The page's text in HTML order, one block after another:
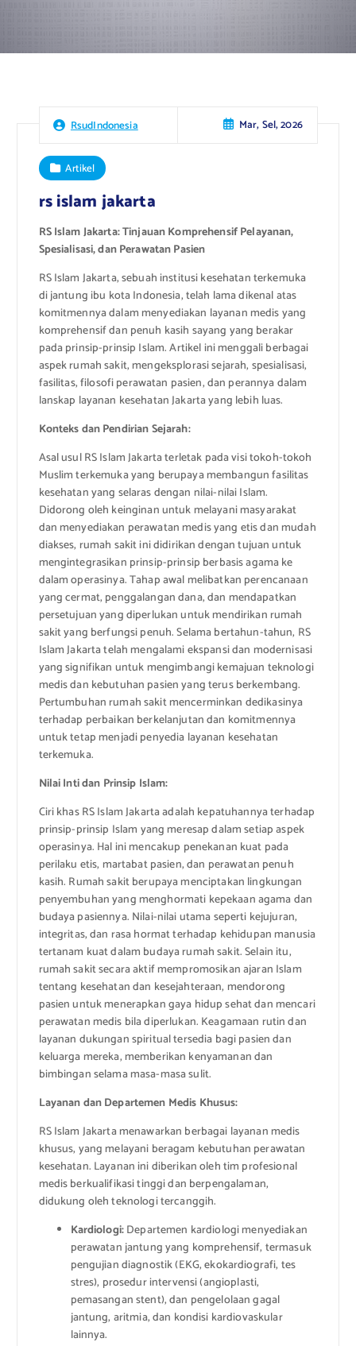
RsudIndonesia Mar, Sel, 2026
Artikel
rs islam jakarta
RS Islam Jakarta: Tinjauan Komprehensif Pelayanan,
Spesialisasi, dan Perawatan Pasien
RS Islam Jakarta, sebuah institusi kesehatan terkemuka
di jantung ibu kota Indonesia, telah lama dikenal atas
komitmennya dalam menyediakan layanan medis yang
komprehensif dan penuh kasih sayang yang berakar
pada prinsip-prinsip Islam. Artikel ini menggali berbagai
aspek rumah sakit, mengeksplorasi sejarah, spesialisasi,
fasilitas, filosofi perawatan pasien, dan perannya dalam
lanskap layanan kesehatan Jakarta yang lebih luas.
Konteks dan Pendirian Sejarah:
Asal usul RS Islam Jakarta terletak pada visi tokoh-tokoh
Muslim terkemuka yang berupaya membangun fasilitas
kesehatan yang selaras dengan nilai-nilai Islam.
Didorong oleh keinginan untuk melayani masyarakat
dan menyediakan perawatan medis yang etis dan mudah
diakses, rumah sakit ini didirikan dengan tujuan untuk
mengintegrasikan prinsip-prinsip berbasis agama ke
dalam operasinya. Tahap awal melibatkan perencanaan
yang cermat, penggalangan dana, dan mendapatkan
persetujuan yang diperlukan untuk mendirikan rumah
sakit yang berfungsi penuh. Selama bertahun-tahun, RS
Islam Jakarta telah mengalami ekspansi dan modernisasi
yang signifikan untuk mengimbangi kemajuan teknologi
medis dan kebutuhan pasien yang terus berkembang.
Pertumbuhan rumah sakit mencerminkan dedikasinya
terhadap perbaikan berkelanjutan dan komitmennya
untuk tetap menjadi penyedia layanan kesehatan
terkemuka.
Nilai Inti dan Prinsip Islam:
Ciri khas RS Islam Jakarta adalah kepatuhannya terhadap
prinsip-prinsip Islam yang meresap dalam setiap aspek
operasinya. Hal ini mencakup penekanan kuat pada
perilaku etis, martabat pasien, dan perawatan penuh
kasih. Rumah sakit berupaya menciptakan lingkungan
penyembuhan yang menghormati kepekaan agama dan
budaya pasiennya. Nilai-nilai utama seperti kejujuran,
integritas, dan rasa hormat terhadap kehidupan manusia
tertanam kuat dalam budaya rumah sakit. Selain itu,
rumah sakit secara aktif mempromosikan ajaran Islam
tentang kesehatan dan kesejahteraan, mendorong
pasien untuk menerapkan gaya hidup sehat dan mencari
perawatan medis bila diperlukan. Keagamaan rutin dan
layanan dukungan spiritual tersedia bagi pasien dan
keluarga mereka, memberikan kenyamanan dan
bimbingan selama masa-masa sulit.
Layanan dan Departemen Medis Khusus:
RS Islam Jakarta menawarkan berbagai layanan medis
khusus, yang melayani beragam kebutuhan perawatan
kesehatan. Layanan ini diberikan oleh tim profesional
medis berkualifikasi tinggi dan berpengalaman,
didukung oleh teknologi tercanggih.
Kardiologi:Departemen kardiologi menyediakan
perawatan jantung yang komprehensif, termasuk
pengujian diagnostik (EKG, ekokardiografi, tes
stres), prosedur intervensi (angioplasti,
pemasangan stent), dan pengelolaan gagal
jantung, aritmia, dan kondisi kardiovaskular
lainnya.